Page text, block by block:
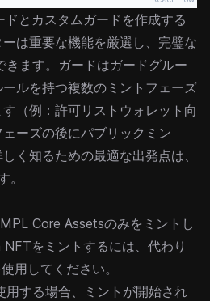
とカスタムガードを作成する
は重要な機能を厳選し、完璧な
ます。ガードはガードグルー
ルを持つ複数のミントフェーズ
（例：許可リストウォレット向
ーズの後にパブリックミン
く知るための最適な出発点は、
。
MPL Core Assetsのみをミントし
をミントするには、代わり
用してください。
する場合、ミントが開始され